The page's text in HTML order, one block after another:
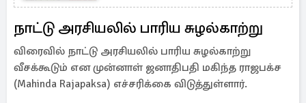
நாட்டு அரசியலில் பாரிய சுழல்காற்று
விரைவில் நாட்டு அரசியலில் பாரிய சுழல்காற்று
வீசக்கூடும் என முன்னாள் ஜனாதிபதி மகிந்த ராஜபக்ச
(Mahinda Rajapaksa) எச்சரிக்கை விடுத்துள்ளார்.